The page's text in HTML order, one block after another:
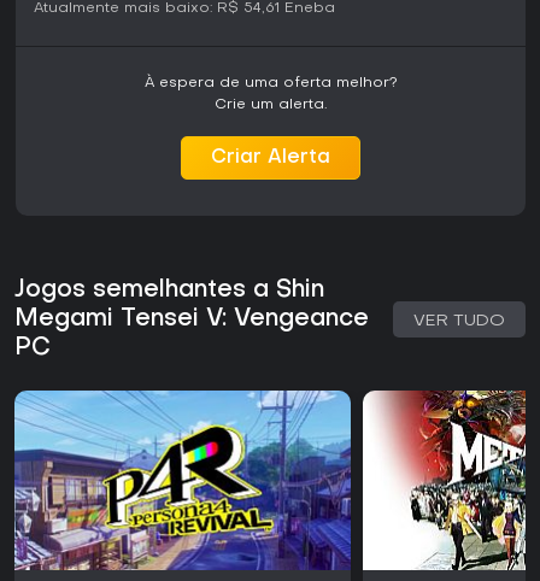
Atualmente mais baixo: R$ 54,61 Eneba
À espera de uma oferta melhor?
Crie um alerta.
Criar Alerta
Jogos semelhantes a Shin
Megami Tensei V: Vengeance
PC
VER TUDO